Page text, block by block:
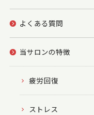
よくある質問
当サロンの特徴
疲労回復
ストレス